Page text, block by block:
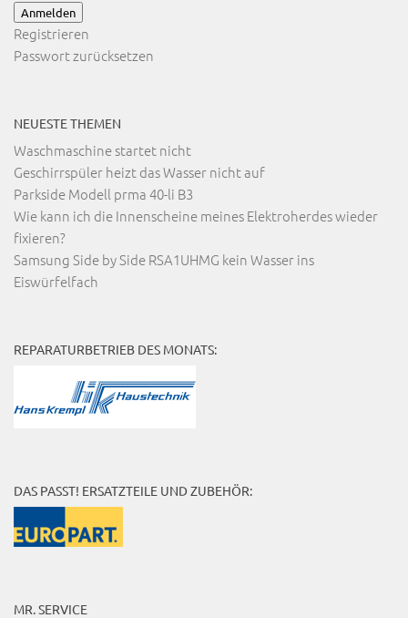
Anmelden
Registrieren
Passwort zurücksetzen
NEUESTE THEMEN
Waschmaschine startet nicht
Geschirrspüler heizt das Wasser nicht auf
Parkside Modell prma 40-li B3
Wie kann ich die Innenscheine meines Elektroherdes wieder
fixieren?
Samsung Side by Side RSA1UHMG kein Wasser ins
Eiswürfelfach
REPARATURBETRIEB DES MONATS:
DAS PASST! ERSATZTEILE UND ZUBEHÖR:
MR. SERVICE